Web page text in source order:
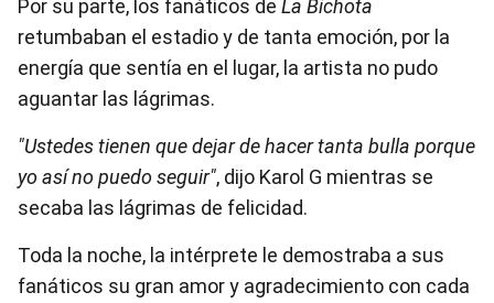
Por su parte, los fanáticos de La Bichota
retumbaban el estadio y de tanta emoción, por la
energía que sentía en el lugar, la artista no pudo
aguantar las lágrimas.
"Ustedes tienen que dejar de hacer tanta bulla porque
yo así no puedo seguir", dijo Karol G mientras se
secaba las lágrimas de felicidad.
Toda la noche, la intérprete le demostraba a sus
fanáticos su gran amor y agradecimiento con cada